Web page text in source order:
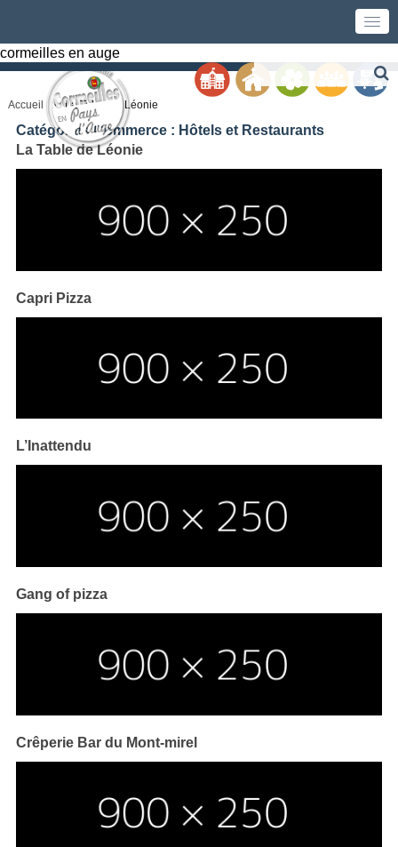
cormeilles en auge
Accueil La Table de Léonie
Catégories Commerce : Hôtels et Restaurants
La Table de Léonie
Capri Pizza
L’Inattendu
Gang of pizza
Crêperie Bar du Mont-mirel